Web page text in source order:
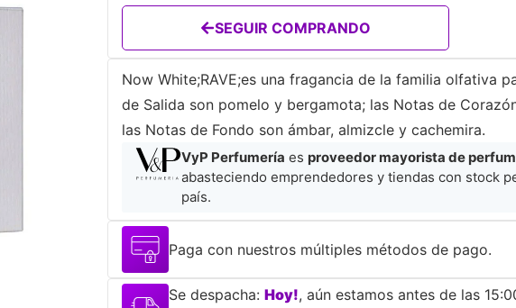
SEGUIR COMPRANDO
Now White;RAVE;es una fragancia de la familia olfativa
de Salida son pomelo y bergamota; las Notas de
las Notas de Fondo son ámbar, almizcle y cachemira.
VyP Perfumería es proveedor mayorista de
abasteciendo emprendedores y tiendas con stock
país.
Paga con nuestros múltiples métodos de pago.
Se despacha: Hoy!, aún estamos antes de las